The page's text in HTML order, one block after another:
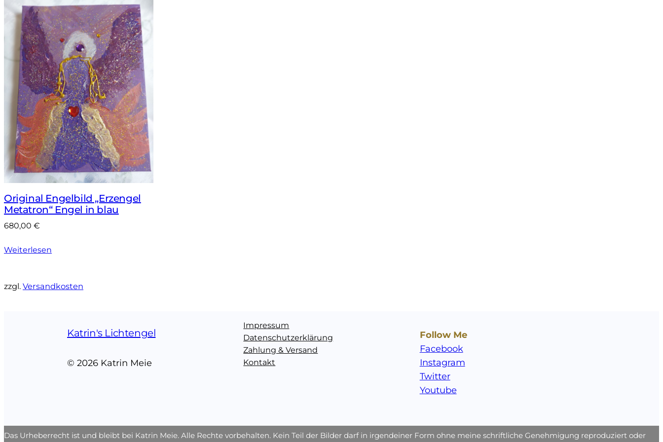
Original Engelbild „Erzengel
Metatron“ Engel in blau
680,00 €
Weiterlesen
zzgl. Versandkosten
Katrin's Lichtengel
© 2026 Katrin Meie
Impressum
Datenschutzerklärung
Zahlung & Versand
Kontakt
Follow Me
Facebook
Instagram
Twitter
Youtube
Das Urheberrecht ist und bleibt bei Katrin Meie. Alle Rechte vorbehalten. Kein Teil der Bilder darf in irgendeiner Form ohne meine schriftliche Genehmigung reproduziert oder